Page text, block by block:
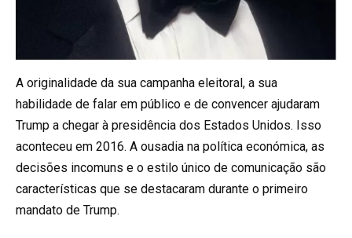
A originalidade da sua campanha eleitoral, a sua
habilidade de falar em público e de convencer ajudaram
Trump a chegar à presidência dos Estados Unidos. Isso
aconteceu em 2016. A ousadia na política económica, as
decisões incomuns e o estilo único de comunicação são
características que se destacaram durante o primeiro
mandato de Trump.